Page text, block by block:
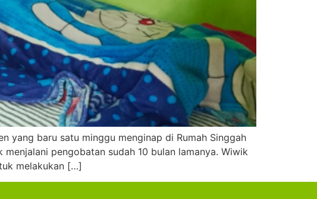
yang baru satu minggu menginap di Rumah Singgah
pengobatan sudah 10 bulan lamanya. Wiwik
melakukan […]